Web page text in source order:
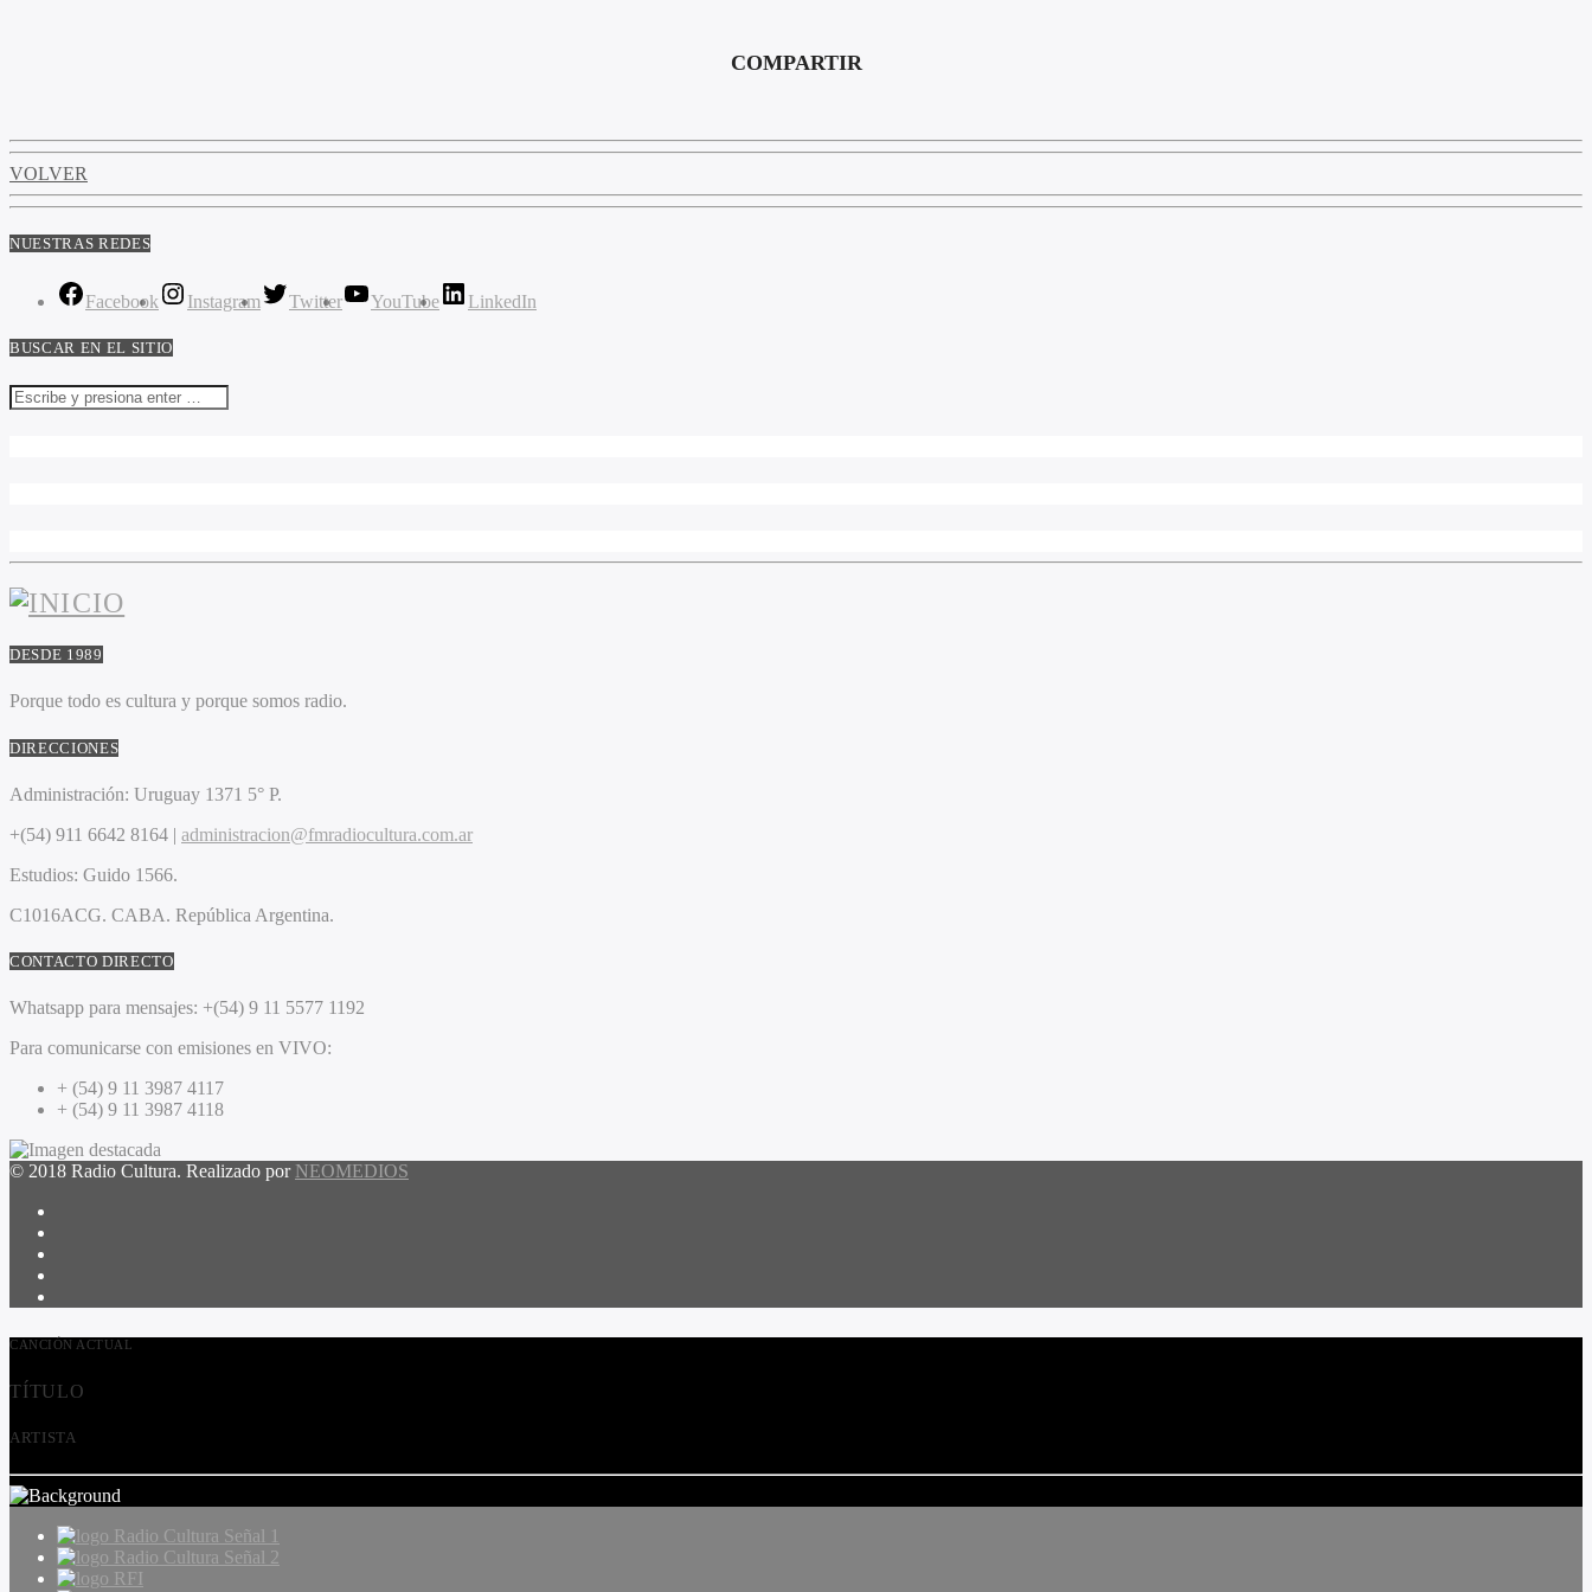
COMPARTIR
VOLVER
NUESTRAS REDES
Facebook Instagram Twitter YouTube LinkedIn
BUSCAR EN EL SITIO
DESDE 1989
Porque todo es cultura y porque somos radio.
DIRECCIONES
Administración: Uruguay 1371 5° P.
+(54) 911 6642 8164 | administracion@fmradiocultura.com.ar
Estudios: Guido 1566.
C1016ACG. CABA. República Argentina.
CONTACTO DIRECTO
Whatsapp para mensajes: +(54) 9 11 5577 1192
Para comunicarse con emisiones en VIVO:
+ (54) 9 11 3987 4117
+ (54) 9 11 3987 4118
© 2018 Radio Cultura. Realizado por NEOMEDIOS
CANCIÓN ACTUAL
TÍTULO
ARTISTA
Radio Cultura Señal 1
Radio Cultura Señal 2
RFI